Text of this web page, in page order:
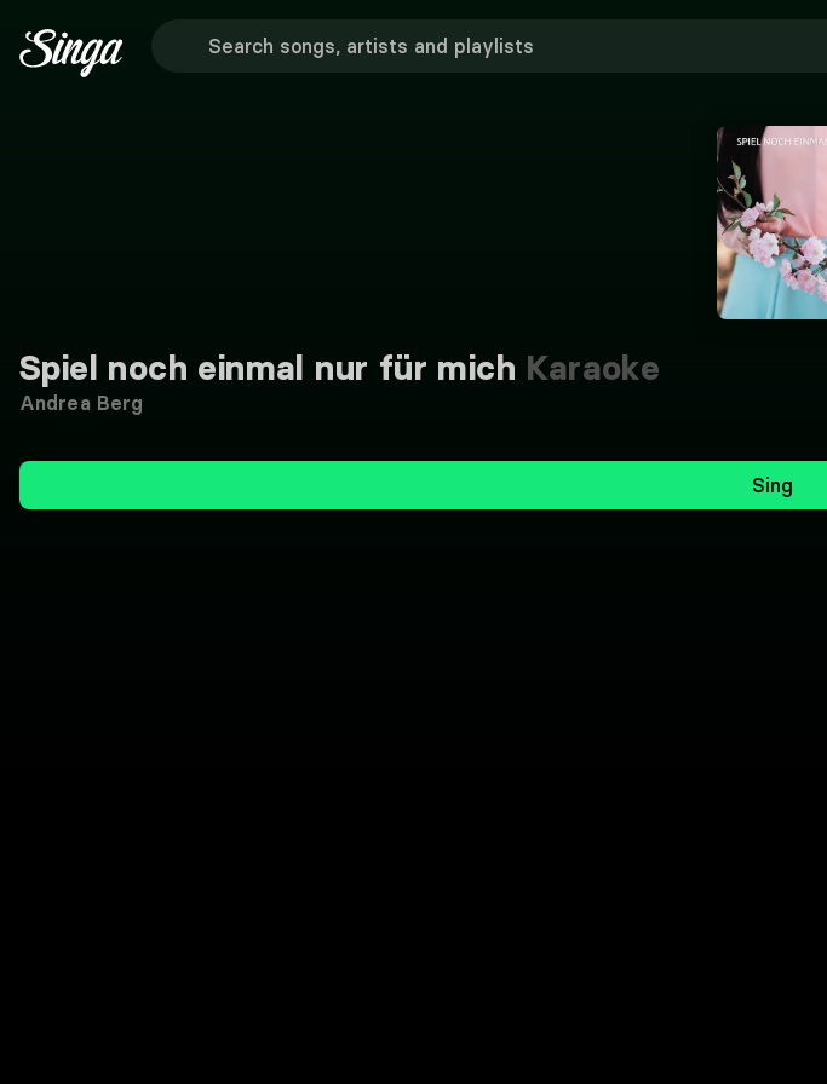
Spiel noch einmal nur für mich Karaoke
Andrea Berg
Sing